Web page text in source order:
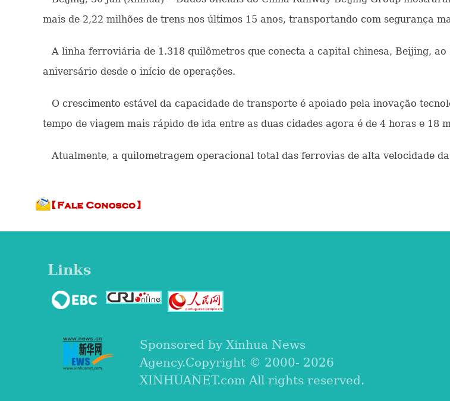
mais de 2,22 milhões de trens nos últimos 15 anos, transportando com segurança
A linha ferroviária de 1.318 quilômetros que conecta a capital chinesa, Beijing,
aniversário desde o início de operações.
O crescimento estável da capacidade de transporte é apoiado pela inovação
tempo de viagem mais rápido de ida entre as duas cidades agora é de 4 horas e 18
Atualmente, a quilometragem operacional total das ferrovias de alta velocidade
Links
Sponsored by Xinhua News
Agency.Copyright © 2000- 2026
XINHUANET.com All rights reserved.